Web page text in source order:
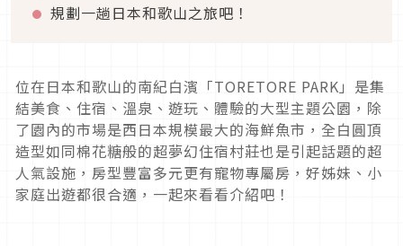
規劃一趟日本和歌山之旅吧！
位在日本和歌山的南紀白濱「TORETORE PARK」是集
結美食、住宿、溫泉、遊玩、體驗的大型主題公園，除
了園內的市場是西日本規模最大的海鮮魚市，全白圓頂
造型如同棉花糖般的超夢幻住宿村莊也是引起話題的超
人氣設施，房型豐富多元更有寵物專屬房，好姊妹、小
家庭出遊都很合適，一起來看看介紹吧！